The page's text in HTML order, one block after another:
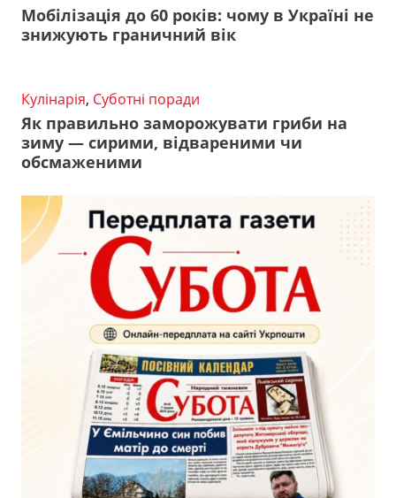
Мобілізація до 60 років: чому в Україні не
знижують граничний вік
Кулінарія, Суботні поради
Як правильно заморожувати гриби на
зиму — сирими, відвареними чи
обсмаженими